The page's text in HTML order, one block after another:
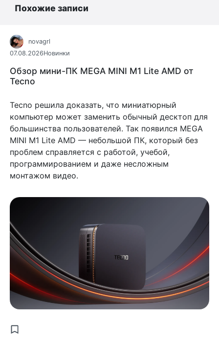
Похожие записи
novagrl
07.08.2026Новинки
Обзор мини-ПК MEGA MINI M1 Lite AMD от
Tecno
Tecno решила доказать, что миниатюрный
компьютер может заменить обычный десктоп для
большинства пользователей. Так появился MEGA
MINI M1 Lite AMD — небольшой ПК, который без
проблем справляется с работой, учебой,
программированием и даже несложным
монтажом видео.